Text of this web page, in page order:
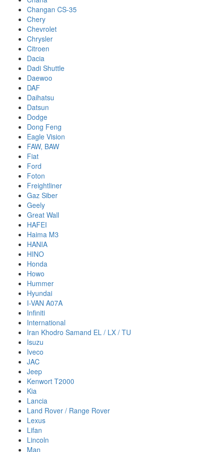
Changan CS-35
Chery
Chevrolet
Chrysler
Citroen
Dacia
Dadi Shuttle
Daewoo
DAF
Daihatsu
Datsun
Dodge
Dong Feng
Eagle Vision
FAW, BAW
Fiat
Ford
Foton
Freightliner
Gaz Siber
Geely
Great Wall
HAFEI
Haima M3
HANIA
HINO
Honda
Howo
Hummer
Hyundai
I-VAN A07A
Infiniti
International
Iran Khodro Samand EL / LX / TU
Isuzu
Iveco
JAC
Jeep
Kenwort T2000
Kia
Lancia
Land Rover / Range Rover
Lexus
Lifan
Lincoln
Man